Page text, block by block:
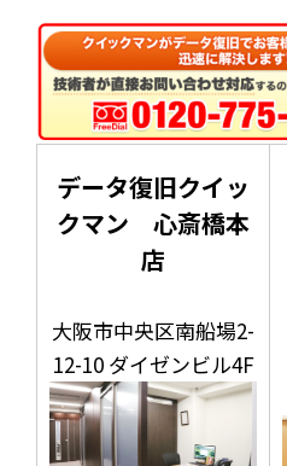
データ復旧クイッ
クマン 心斎橋本
店
大阪市中央区南船場2-
12-10 ダイゼンビル4F